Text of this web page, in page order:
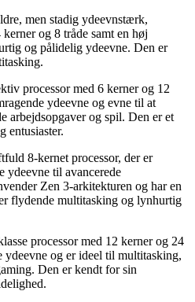
men stadig ydeevnstærk,
og 8 tråde samt en høj
og pålidelig ydeevne. Den er
processor med 6 kerner og 12
ydeevne og evne til at
arbejdsopgaver og spil. Den er et
entusiaster.
8-kernet processor, der er
ydeevne til avancerede
Zen 3-arkitekturen og har en
flydende multitasking og lynhurtig
processor med 12 kerner og 24
ydeevne og er ideel til multitasking,
Den er kendt for sin